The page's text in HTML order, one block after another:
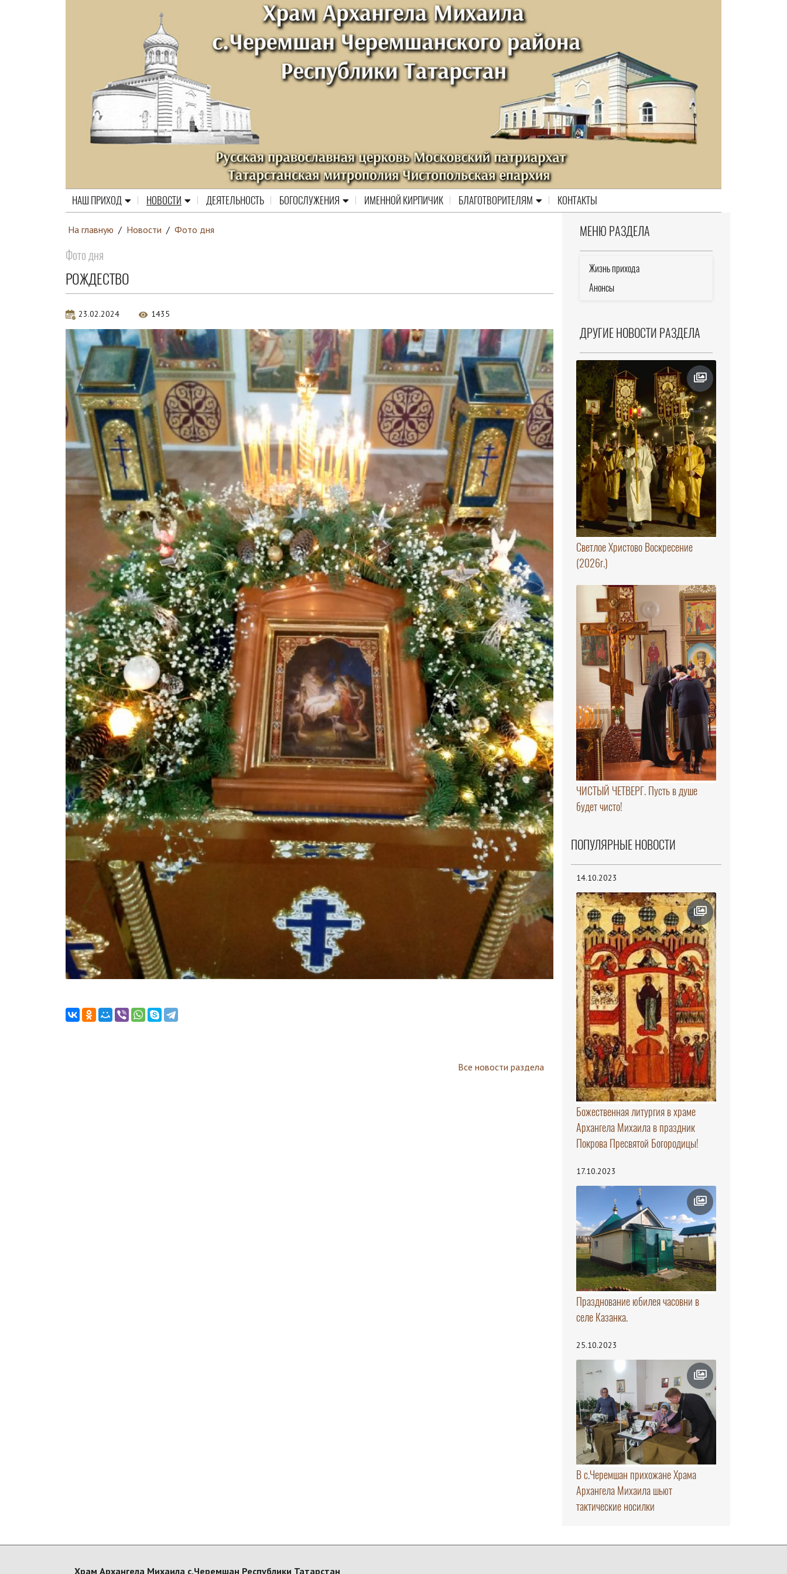
НАШ ПРИХОД НОВОСТИ ДЕЯТЕЛЬНОСТЬ БОГОСЛУЖЕНИЯ ИМЕННОЙ КИРПИЧИК БЛАГОТВОРИТЕЛЯМ КОНТАКТЫ
На главную / Новости / Фото дня
Фото дня
РОЖДЕСТВО
23.02.2024 1435
Все новости раздела
МЕНЮ РАЗДЕЛА
Жизнь прихода
Анонсы
ДРУГИЕ НОВОСТИ РАЗДЕЛА
Светлое Христово Воскресение
(2026г.)
ЧИСТЫЙ ЧЕТВЕРГ. Пусть в душе
будет чисто!
ПОПУЛЯРНЫЕ НОВОСТИ
14.10.2023
Божественная литургия в храме
Архангела Михаила в праздник
Покрова Пресвятой Богородицы!
17.10.2023
Празднование юбилея часовни в
селе Казанка.
25.10.2023
В с.Черемшан прихожане Храма
Архангела Михаила шьют
тактические носилки
Храм Архангела Михаила с.Черемшан Республики Татарстан